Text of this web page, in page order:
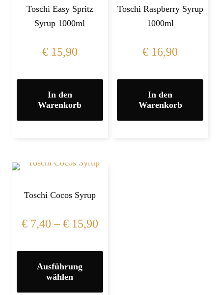
Toschi Easy Spritz
Syrup 1000ml
€15,90
In den
Warenkorb
Toschi Raspberry Syrup
1000ml
€ 16,90
In den
Warenkorb
Toschi Cocos Syrup
€7,40 –€15,90
Ausführung
wählen